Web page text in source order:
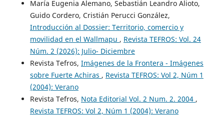
María Eugenia Alemano, Sebastián Leandro Alioto,
Guido Cordero, Cristián Perucci González,
Introducción al Dossier: Territorio, comercio y
movilidad en el Wallmapu , Revista TEFROS: Vol. 24
Núm. 2 (2026): Julio- Diciembre
Revista Tefros, Imágenes de la Frontera - Imágenes
sobre Fuerte Achiras , Revista TEFROS: Vol 2, Núm 1
(2004): Verano
Revista Tefros, Nota Editorial Vol. 2 Num. 2. 2004 ,
Revista TEFROS: Vol 2, Núm 1 (2004): Verano